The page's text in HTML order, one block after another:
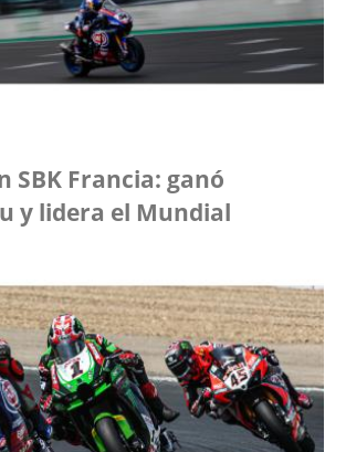
SBK Francia: ganó
y lidera el Mundial